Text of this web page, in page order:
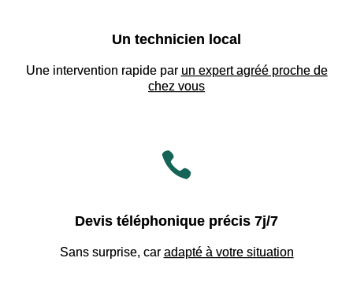
Un technicien local
Une intervention rapide par un expert agréé proche de
chez vous

Devis téléphonique précis 7j/7
Sans surprise, car adapté à votre situation